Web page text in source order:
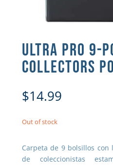
ULTRA PRO 9-
COLLECTORS
$14.99
Out of stock
Carpeta de 9 bolsillos
de coleccionistas